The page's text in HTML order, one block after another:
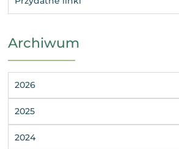
Archiwum
2026
2025
2024